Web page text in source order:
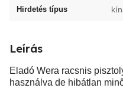
Hirdetés típus
Leírás
Eladó Wera racsnis
használva de hibátlan